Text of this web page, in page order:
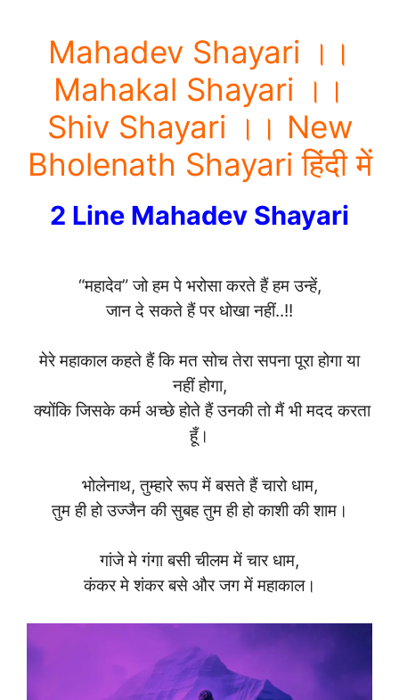
Mahadev Shayari ।।
Mahakal Shayari ।।
Shiv Shayari ।। New
Bholenath Shayari हिंदी में
2 Line Mahadev Shayari
“महादेव” जो हम पे भरोसा करते हैं हम उन्हें,
जान दे सकते हैं पर धोखा नहीं..!!
मेरे महाकाल कहते हैं कि मत सोच तेरा सपना पूरा होगा या
नहीं होगा,
क्योंकि जिसके कर्म अच्छे होते हैं उनकी तो मैं भी मदद करता
हूँ।
भोलेनाथ, तुम्हारे रूप में बसते हैं चारो धाम,
तुम ही हो उज्जैन की सुबह तुम ही हो काशी की शाम।
गांजे मे गंगा बसी चीलम में चार धाम,
कंकर मे शंकर बसे और जग में महाकाल।